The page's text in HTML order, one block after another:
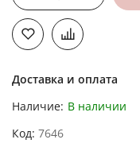
Доставка и оплата
Наличие: В наличии
Код 7646